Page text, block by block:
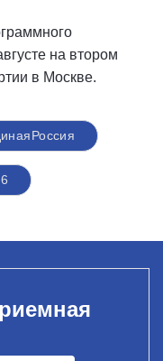
на втором
в Москве.